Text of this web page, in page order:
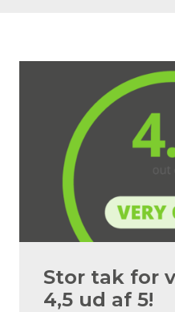
Stor tak for
4,5 ud af 5!